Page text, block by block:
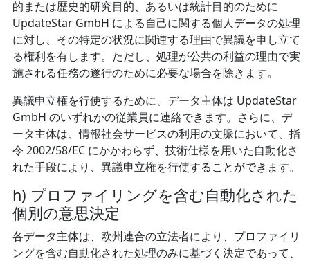
的または歴史的研究目的、あるいは統計目的のために
UpdateStar GmbH による自己に関する個人データの処理
に対し、その特定の状況に関連する理由で異議を申し立て
る権利を有します。ただし、処理が公共の利益の理由で実
施される任務の遂行のために必要な場合を除きます。
異議申立権を行使するために、データ主体は UpdateStar
GmbH のいずれかの従業員に連絡できます。さらに、デ
ータ主体は、情報社会サービスの利用の文脈において、指
令 2002/58/EC にかかわらず、技術仕様を用いた自動化さ
れた手段により、異議申立権を行使することができます。
h) プロファイリングを含む自動化された
個別の意思決定
各データ主体は、欧州連合の立法者により、プロファイリ
ングを含む自動化された処理のみに基づく決定であって、